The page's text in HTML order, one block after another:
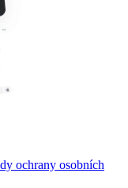
ochrany osobních